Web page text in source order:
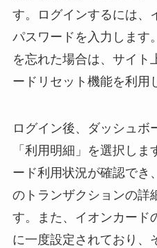
す。ログインするには、
パスワードを入力します
を忘れた場合は、サイト
ードリセット機能を利用
ログイン後、ダッシュボ
「利用明細」を選択し
ード利用状況が確認でき
のトランザクションの詳
す。また、イオンカード
に一度設定されており、